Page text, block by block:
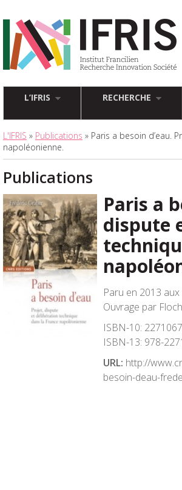
L’IFRIS RECHERCHE
L'IFRIS » Publications » Paris a besoin d’eau.
napoléonienne.
Publications
Paris a
dispute
Paru en 2013
Ouvrage par
ISBN-10:
ISBN-13: 978-
URL: http://
besoin-deau-